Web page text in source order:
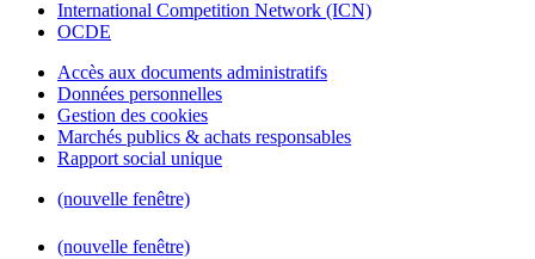
International Competition Network (ICN)
OCDE
Accès aux documents administratifs
Données personnelles
Gestion des cookies
Marchés publics & achats responsables
Rapport social unique
(nouvelle fenêtre)
(nouvelle fenêtre)